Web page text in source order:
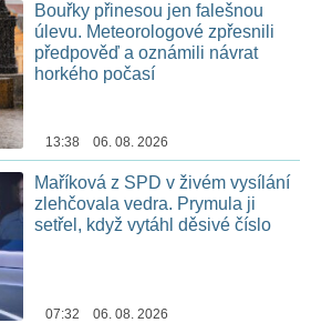
Bouřky přinesou jen falešnou
úlevu. Meteorologové zpřesnili
předpověď a oznámili návrat
horkého počasí
13:38 06. 08. 2026
Maříková z SPD v živém vysílání
zlehčovala vedra. Prymula ji
setřel, když vytáhl děsivé číslo
07:32 06. 08. 2026